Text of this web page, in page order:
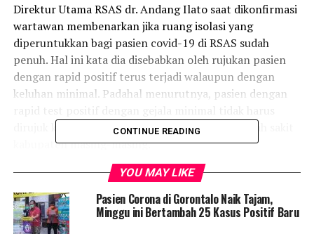
Direktur Utama RSAS dr. Andang Ilato saat dikonfirmasi
wartawan membenarkan jika ruang isolasi yang
diperuntukkan bagi pasien covid-19 di RSAS sudah
penuh. Hal ini kata dia disebabkan oleh rujukan pasien
dengan rapid positif terus terjadi walaupun dengan
keluhan minimal. Padahal menurutnya, pasien dengan
dirujuk ke RSAS, akan tetapi bisa dirawat di rumah sakit
kabupaten masing-masing.
“Sebenarnya pasien dengan rapid test positif dengan
gejala minimal tidak harus dirujuk ke Aloei Saboe. Pasien
dengan keluhan minimal seharusnya bisa dirawat di RS
kabupaten masing-masing,” kata Andang.
CONTINUE READING
YOU MAY LIKE
Pasien Corona di Gorontalo Naik Tajam,
Minggu ini Bertambah 25 Kasus Positif Baru